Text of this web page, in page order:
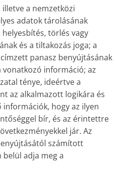
a nemzetközi
adatok tárolásának
törlés vagy
és a tiltakozás joga; a
panasz benyújtásának
információ; az
ténye, ideértve a
az alkalmazott logikára és
hogy az ilyen
bír, és az érintettre
jár. Az
számított
adja meg a